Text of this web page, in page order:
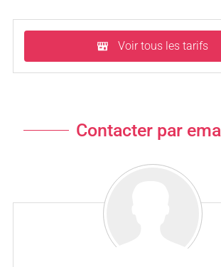
Voir tous les tarifs
Contacter par